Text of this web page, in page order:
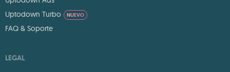
Uptodown Turbo
NUEVO
FAQ & Soporte
LEGAL